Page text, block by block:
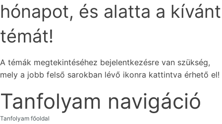
hónapot, és alatta a kívánt
témát!
A témák megtekintéséhez bejelentkezésre van szükség,
mely a jobb felső sarokban lévő ikonra kattintva érhető el!
Tanfolyam navigáció
Tanfolyam főoldal